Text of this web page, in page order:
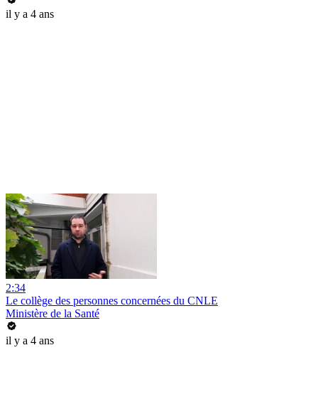
il y a 4 ans
2:34
Le collège des personnes concernées du CNLE
Ministère de la Santé
il y a 4 ans